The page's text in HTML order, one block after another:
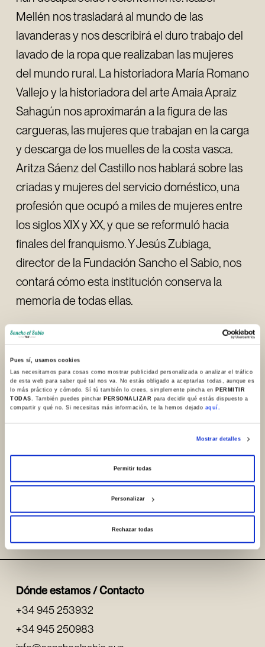
Pues sí, usamos cookies
Las necesitamos para cosas como mostrar publicidad personalizada o analizar el tráfico
de esta web para saber qué tal nos va. No estás obligado a aceptarlas todas, aunque es
lo más práctico y cómodo. Sí tú también lo crees, simplemente pincha enPERMITIR
TODAS . También puedes pincharPERSONALIZAR para decidir qué estás dispuesto a
compartir y qué no. Si necesitas más información, te la hemos dejado aquí.
Mostrar detalles
Permitir todas
Personalizar
Rechazar todas
Mellén nos trasladará al mundo de las
lavanderas y nos describirá el duro trabajo del
lavado de la ropa que realizaban las mujeres
del mundo rural. La historiadora María Romano
Vallejo y la historiadora del arte Amaia Apraiz
Sahagún nos aproximarán a la figura de las
cargueras, las mujeres que trabajan en la carga
y descarga de los muelles de la costa vasca.
Aritza Sáenz del Castillo nos hablará sobre las
criadas y mujeres del servicio doméstico, una
profesión que ocupó a miles de mujeres entre
los siglos XIX y XX, y que se reformuló hacia
finales del franquismo. Y Jesús Zubiaga,
director de la Fundación Sancho el Sabio, nos
contará cómo esta institución conserva la
memoria de todas ellas.
Todos los capítulos de «El podcast de Sancho
el Sabio» están disponibles en las principales
plataformas para podcast, en lapágina weby
en el canal de Youtube de la Fundación.
Compartir
Dónde estamos / Contacto
+34 945 253932
+34 945 250983